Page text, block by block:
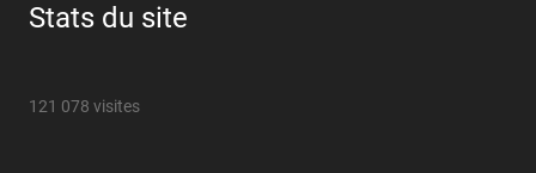
Stats du site
121 078 visites